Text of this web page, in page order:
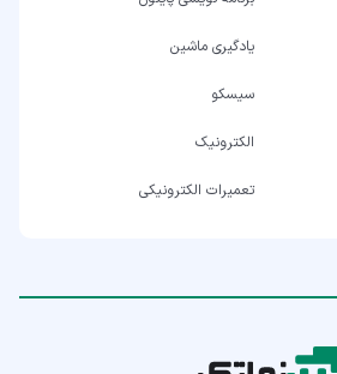
یادگیری ماشین
سیسکو
الکترونیک
تعمیرات الکترونیکی